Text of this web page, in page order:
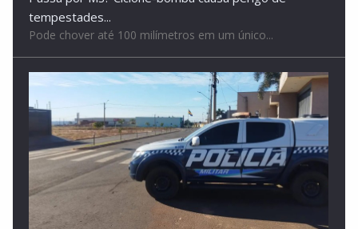
tempestades...
Pode chover até 100 milímetros em um único...